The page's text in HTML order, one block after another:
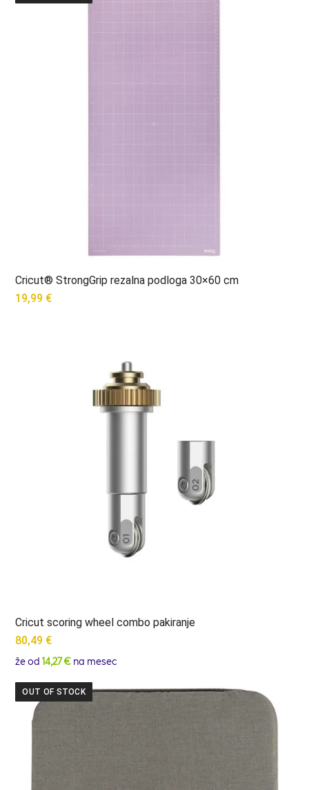
Cricut® StrongGrip rezalna podloga 30×60 cm
19,99 €
Cricut scoring wheel combo pakiranje
80,49 €
že od14,27 € na mesec
OUT OF STOCK